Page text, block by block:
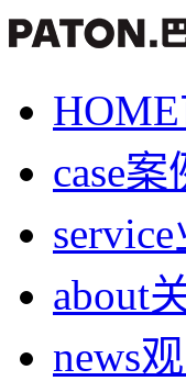
HOME
case案
service
about
news